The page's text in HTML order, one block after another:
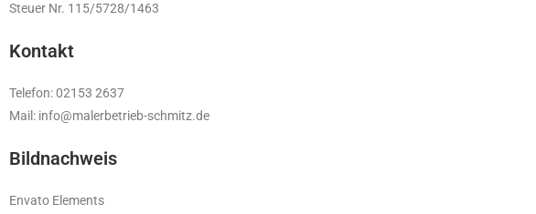
Steuer Nr. 115/5728/1463
Kontakt
Telefon: 02153 2637
Mail: info@malerbetrieb-schmitz.de
Bildnachweis
Envato Elements